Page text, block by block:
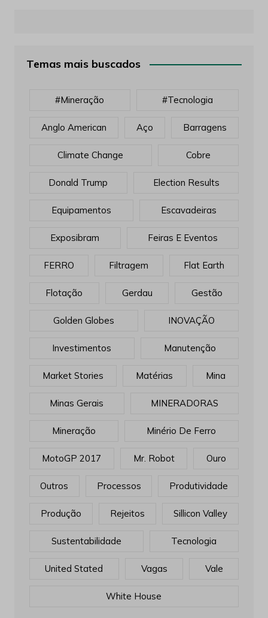
Temas mais buscados
#mineração #tecnologia
Anglo American Aço Barragens
Climate Change Cobre
Donald Trump Election Results
Equipamentos Escavadeiras
Exposibram Feiras E Eventos
FERRO Filtragem Flat Earth
Flotação Gerdau Gestão
Golden Globes INOVAÇÃO
Investimentos Manutenção
Market Stories Matérias Mina
Minas Gerais MINERADORAS
Mineração Minério De Ferro
MotoGP 2017 Mr. Robot Ouro
Outros Processos Produtividade
Produção Rejeitos Sillicon Valley
Sustentabilidade Tecnologia
United Stated Vagas Vale
White House